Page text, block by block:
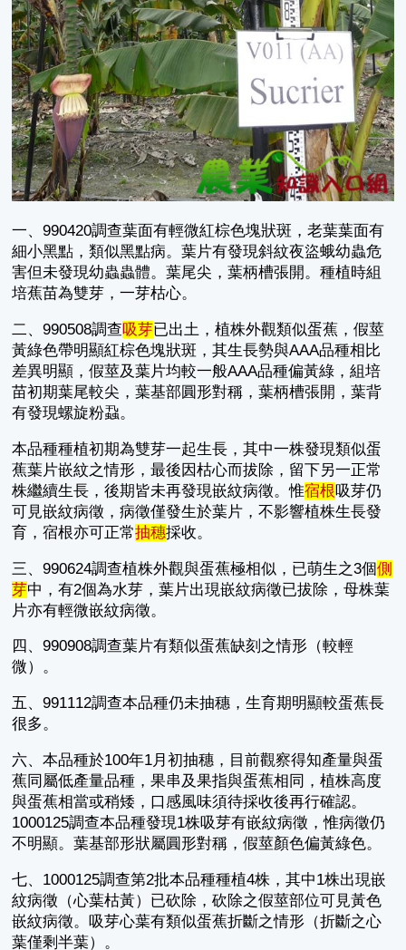
一、990420調查葉面有輕微紅棕色塊狀斑，老葉葉面有
細小黑點，類似黑點病。葉片有發現斜紋夜盜蛾幼蟲危
害但未發現幼蟲蟲體。葉尾尖，葉柄槽張開。種植時組
培蕉苗為雙芽，一芽枯心。
二、990508調查吸芽已出土，植株外觀類似蛋蕉，假莖
黃綠色帶明顯紅棕色塊狀斑，其生長勢與AAA品種相比
差異明顯，假莖及葉片均較一般AAA品種偏黃綠，組培
苗初期葉尾較尖，葉基部圓形對稱，葉柄槽張開，葉背
有發現螺旋粉蝨。
本品種種植初期為雙芽一起生長，其中一株發現類似蛋
蕉葉片嵌紋之情形，最後因枯心而拔除，留下另一正常
株繼續生長，後期皆未再發現嵌紋病徵。惟宿根吸芽仍
可見嵌紋病徵，病徵僅發生於葉片，不影響植株生長發
育，宿根亦可正常抽穗採收。
三、990624調查植株外觀與蛋蕉極相似，已萌生之3個側
芽中，有2個為水芽，葉片出現嵌紋病徵已拔除，母株葉
片亦有輕微嵌紋病徵。
四、990908調查葉片有類似蛋蕉缺刻之情形（較輕
微）。
五、991112調查本品種仍未抽穗，生育期明顯較蛋蕉長
很多。
六、本品種於100年1月初抽穗，目前觀察得知產量與蛋
蕉同屬低產量品種，果串及果指與蛋蕉相同，植株高度
與蛋蕉相當或稍矮，口感風味須待採收後再行確認。
1000125調查本品種發現1株吸芽有嵌紋病徵，惟病徵仍
不明顯。葉基部形狀屬圓形對稱，假莖顏色偏黃綠色。
七、1000125調查第2批本品種種植4株，其中1株出現嵌
紋病徵（心葉枯黃）已砍除，砍除之假莖部位可見黃色
嵌紋病徵。吸芽心葉有類似蛋蕉折斷之情形（折斷之心
葉僅剩半葉）。